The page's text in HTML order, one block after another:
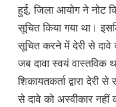
हुई, जिला आयोग ने नोट
सूचित किया गया था।
सूचित करने में देरी से दावे
जब दावा स्वयं वास्तविक
शिकायतकर्ता द्वारा
से दावे को अस्वीकार